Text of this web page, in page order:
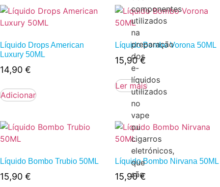
componentes
utilizados
na
preparação
dos
e-
líquidos
utilizados
no
vape
ou
cigarros
eletrónicos,
que
são
Líquido Drops American
Luxury 50ML
14,90 €
Adicionar
Líquido Bombo Vorona 50ML
15,90€
Ler mais
Líquido Bombo Trubio 50ML
15,90 €
Líquido Bombo Nirvana 50ML
15,90€